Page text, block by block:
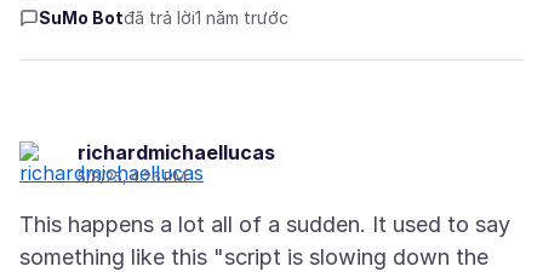
SuMo Botđã trả lời1 năm trước
richardmichaellucas
5/8/25, 4:26 PM
This happens a lot all of a sudden. It used to say
something like this "script is slowing down the